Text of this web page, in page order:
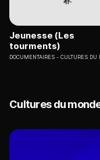
Jeunesse (Les
tourments)
DOCUMENTAIRES CULTURES DU
Cultures du